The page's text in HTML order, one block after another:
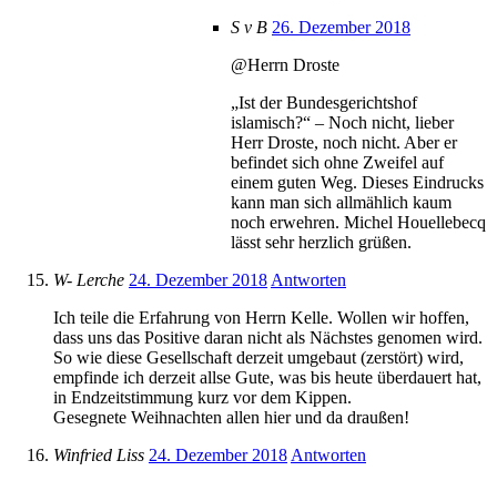
S v B 26. Dezember 2018
@Herrn Droste
„Ist der Bundesgerichtshof
islamisch?“ – Noch nicht, lieber
Herr Droste, noch nicht. Aber er
befindet sich ohne Zweifel auf
einem guten Weg. Dieses Eindrucks
kann man sich allmählich kaum
noch erwehren. Michel Houellebecq
lässt sehr herzlich grüßen.
W- Lerche 24. Dezember 2018 Antworten
Ich teile die Erfahrung von Herrn Kelle. Wollen wir hoffen,
dass uns das Positive daran nicht als Nächstes genomen wird.
So wie diese Gesellschaft derzeit umgebaut (zerstört) wird,
empfinde ich derzeit allse Gute, was bis heute überdauert hat,
in Endzeitstimmung kurz vor dem Kippen.
Gesegnete Weihnachten allen hier und da draußen!
Winfried Liss 24. Dezember 2018 Antworten